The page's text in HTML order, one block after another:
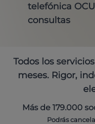
telefónica
consultas
Todos los
meses. Rigor,
Más de 179.000
Podrás